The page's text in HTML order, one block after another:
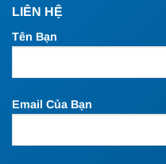
LIÊN HỆ
Tên Bạn
Email Của Bạn